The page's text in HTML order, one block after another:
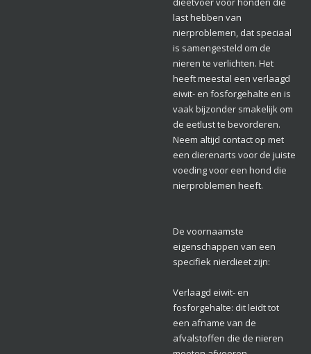
last hebben van
nierproblemen, dat speciaal
is samengesteld om de
nieren te verlichten. Het
heeft meestal een verlaagd
eiwit- en fosforgehalte en is
vaak bijzonder smakelijk om
de eetlust te bevorderen.
Neem altijd contact op met
een dierenarts voor de juiste
voeding voor een hond die
nierproblemen heeft.
De voornaamste
eigenschappen van een
specifiek nierdieet zijn:
Verlaagd eiwit- en
fosforgehalte: dit leidt tot
een afname van de
afvalstoffen die de nieren